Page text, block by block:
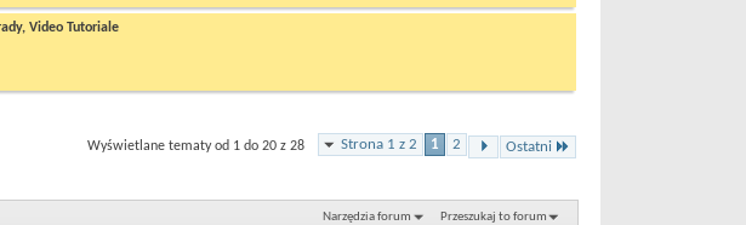
Video Tutoriale
Strona 1 z 2 1 2 Ostatni
Wyświetlane tematy od 1 do 20 z 28
Narzędzia forum Przeszukaj to forum